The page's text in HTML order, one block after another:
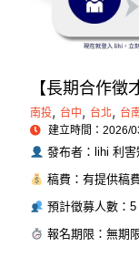
【長期合作徵
力！lihi 數位行
格永久專欄合
南投, 台中, 台北, 台
建立時間：2026/
發布者：lihi 利害
稿費：有提供稿
預計徵募人數：5
報名期限：無期